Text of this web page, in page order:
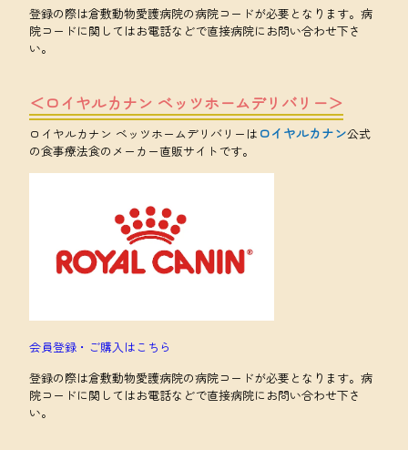
登録の際は倉敷動物愛護病院の病院コードが必要となります。病
院コードに関してはお電話などで直接病院にお問い合わせ下さ
い。
＜ロイヤルカナン ベッツホームデリバリー＞
ロイヤルカナン ベッツホームデリバリーは ロイヤルカナン公式
の食事療法食のメーカー直販サイトです。
会員登録・ご購入はこちら
登録の際は倉敷動物愛護病院の病院コードが必要となります。病
院コードに関してはお電話などで直接病院にお問い合わせ下さ
い。